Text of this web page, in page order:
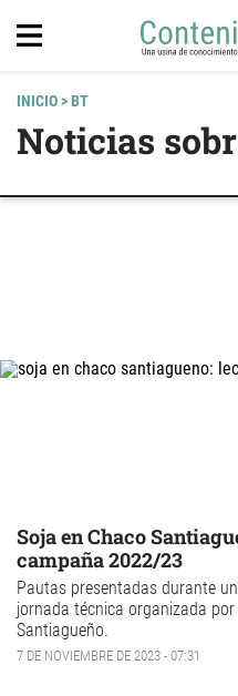
INICIO> BT
Noticias
Soja en Chaco
campaña 2022/23
Pautas presentadas durante
jornada técnica organizada por
Santiagueño.
7 DE NOVIEMBRE DE 2023 - 07:31